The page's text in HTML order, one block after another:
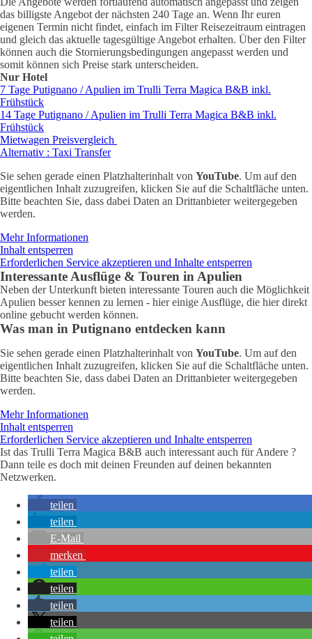
das billigste Angebot der nächsten 240 Tage an. Wenn Ihr euren
eigenen Termin nicht findet, einfach im Filter Reisezeitraum eintragen
und gleich das aktuelle tagesgültige Angebot erhalten. Über den Filter
können auch die Stornierungsbedingungen angepasst werden und
somit können sich Preise stark unterscheiden.
Nur Hotel
7 Tage Putignano / Apulien im Trulli Terra Magica B&B inkl.
Frühstück
14 Tage Putignano / Apulien im Trulli Terra Magica B&B inkl.
Frühstück
Mietwagen Preisvergleich
Alternativ : Taxi Transfer
Sie sehen gerade einen Platzhalterinhalt von YouTube. Um auf den
eigentlichen Inhalt zuzugreifen, klicken Sie auf die Schaltfläche unten.
Bitte beachten Sie, dass dabei Daten an Drittanbieter weitergegeben
werden.
Mehr Informationen
Inhalt entsperren
Erforderlichen Service akzeptieren und Inhalte entsperren
Interessante Ausflüge & Touren in Apulien
Neben der Unterkunft bieten interessante Touren auch die Möglichkeit
Apulien besser kennen zu lernen - hier einige Ausflüge, die hier direkt
online gebucht werden können.
Was man in Putignano entdecken kann
Sie sehen gerade einen Platzhalterinhalt von YouTube. Um auf den
eigentlichen Inhalt zuzugreifen, klicken Sie auf die Schaltfläche unten.
Bitte beachten Sie, dass dabei Daten an Drittanbieter weitergegeben
werden.
Mehr Informationen
Inhalt entsperren
Erforderlichen Service akzeptieren und Inhalte entsperren
Ist das Trulli Terra Magica B&B auch interessant auch für Andere ?
Dann teile es doch mit deinen Freunden auf deinen bekannten
Netzwerken.
teilen
teilen
E-Mail
merken
teilen
teilen
teilen
teilen